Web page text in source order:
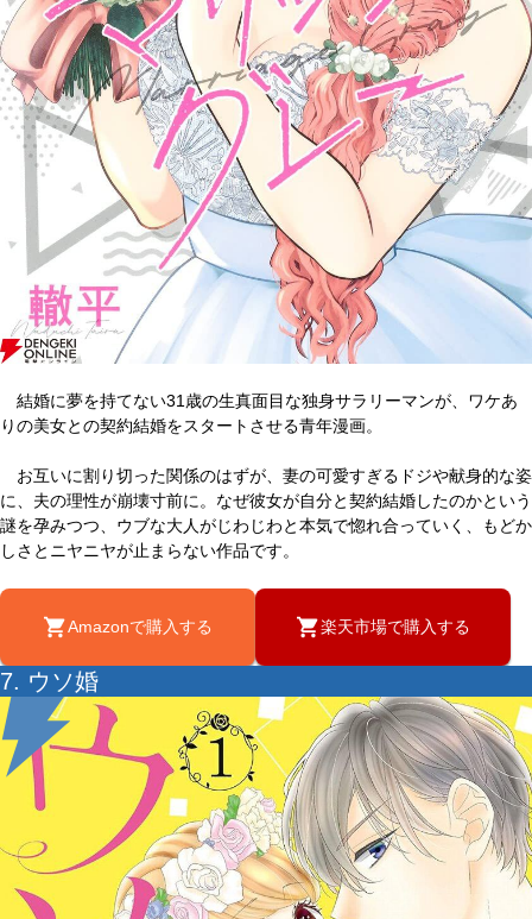
結婚に夢を持てない31歳の生真面目な独身サラリーマンが、ワケあ
りの美女との契約結婚をスタートさせる青年漫画。
お互いに割り切った関係のはずが、妻の可愛すぎるドジや献身的な姿
に、夫の理性が崩壊寸前に。なぜ彼女が自分と契約結婚したのかという
謎を孕みつつ、ウブな大人がじわじわと本気で惚れ合っていく、もどか
しさとニヤニヤが止まらない作品です。
Amazonで購入する 楽天市場で購入する
7. ウソ婚